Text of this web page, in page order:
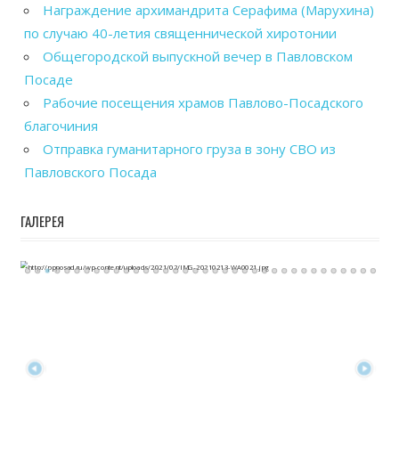
Награждение архимандрита Серафима (Марухина)
по случаю 40-летия священнической хиротонии
Общегородской выпускной вечер в Павловском
Посаде
Рабочие посещения храмов Павлово-Посадского
благочиния
Отправка гуманитарного груза в зону СВО из
Павловского Посада
ГАЛЕРЕЯ